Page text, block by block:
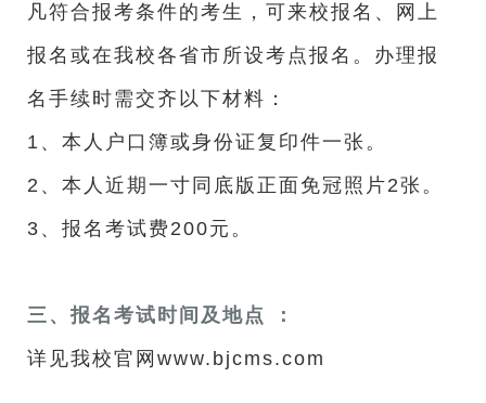
凡符合报考条件的考生，可来校报名、网上
报名或在我校各省市所设考点报名。办理报
名手续时需交齐以下材料：
1、本人户口簿或身份证复印件一张。
2、本人近期一寸同底版正面免冠照片2张。
3、报名考试费200元。
三、报名考试时间及地点 ：
详见我校官网www.bjcms.com